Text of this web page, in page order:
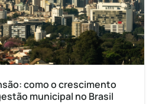
como o crescimento
municipal no Brasil